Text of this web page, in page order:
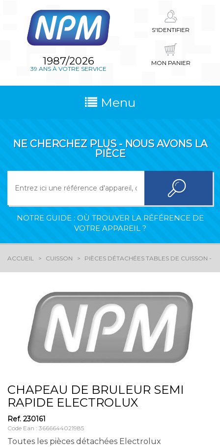
1987/2026
39 ANS À VOTRE SERVICE
S'IDENTIFIER
MON PANIER
Menu
NE CHERCHEZ PLUS - NOUS AVONS LA
PIÈCE
NOTRE GUIDE : OÙ TROUVER LA RÉFÉRENCE DE
VOTRE APPAREIL ?
ACCUEIL CUISSON PIÈCES DÉTACHÉES TABLES DE CUISSON -
CHAPEAU DE BRULEUR SEMI
RAPIDE ELECTROLUX
Ref. 230161
Code Ean : 3666644021985
Toutes les pièces détachées Electrolux